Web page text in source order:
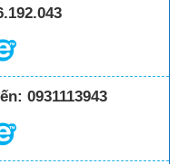
0931113943